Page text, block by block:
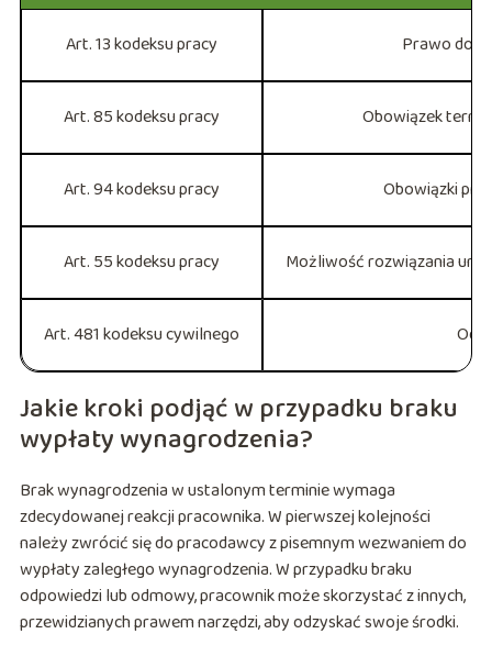
Art. 13 kodeksu pracy Prawo do
Art. 85 kodeksu pracy Obowiązek
Art. 94 kodeksu pracy Obowiązki
Art. 55 kodeksu pracy Możliwość rozwiązania
Art. 481 kodeksu cywilnego
Jakie kroki podjąć w przypadku braku
wypłaty wynagrodzenia?
Brak wynagrodzenia w ustalonym terminie wymaga
zdecydowanej reakcji pracownika. W pierwszej kolejności
należy zwrócić się do pracodawcy z pisemnym wezwaniem do
wypłaty zaległego wynagrodzenia. W przypadku braku
odpowiedzi lub odmowy, pracownik może skorzystać z innych,
przewidzianych prawem narzędzi, aby odzyskać swoje środki.